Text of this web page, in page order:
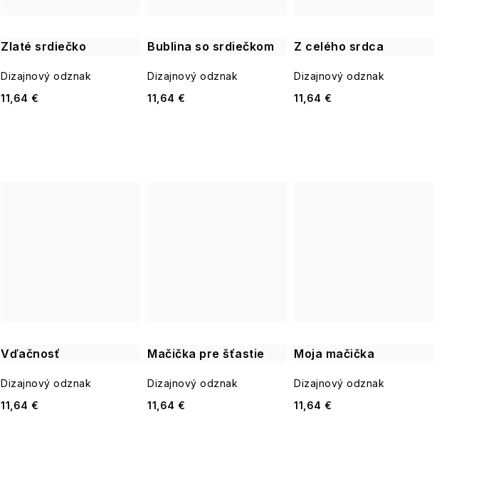
Zlaté srdiečko
Dizajnový odznak
11,64 €
Bublina so srdiečkom
Dizajnový odznak
11,64 €
Z celého srdca
Dizajnový odznak
11,64 €
Vďačnosť
Dizajnový odznak
11,64 €
Mačička pre šťastie
Dizajnový odznak
11,64 €
Moja mačička
Dizajnový odznak
11,64 €